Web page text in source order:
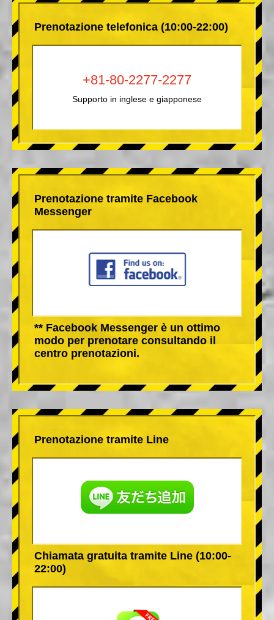
Prenotazione telefonica (10:00-22:00)
+81-80-2277-2277
Supporto in inglese e giapponese
Prenotazione tramite Facebook
Messenger
** Facebook Messenger è un ottimo
modo per prenotare consultando il
centro prenotazioni.
Prenotazione tramite Line
Chiamata gratuita tramite Line (10:00-
22:00)